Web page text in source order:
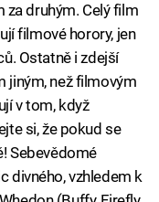
za druhým. Celý film
filmové horory, jen
Ostatně i zdejší
jiným, než filmovým
v tom, když
si, že pokud se
Sebevědomé
divného, vzhledem k